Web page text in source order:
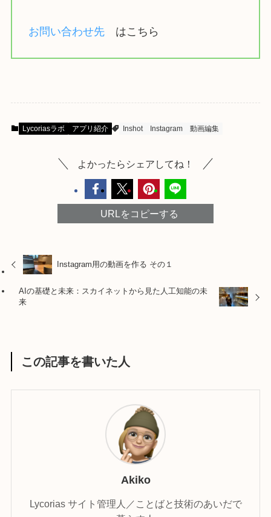
お問い合わせ先はこちら
Lycoriasラボ アプリ紹介 Inshot Instagram 動画編集
よかったらシェアしてね！
URLをコピーする
Instagram用の動画を作る その１
AIの基礎と未来：スカイネットから見た人工知能の未
来
この記事を書いた人
Akiko
Lycorias サイト管理人／ことばと技術のあいだで